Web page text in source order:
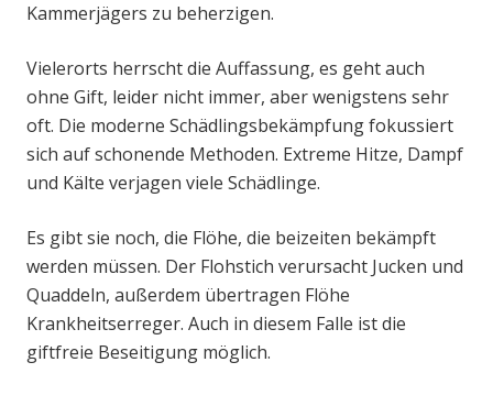
Kammerjägers zu beherzigen.
Vielerorts herrscht die Auffassung, es geht auch
ohne Gift, leider nicht immer, aber wenigstens sehr
oft. Die moderne Schädlingsbekämpfung fokussiert
sich auf schonende Methoden. Extreme Hitze, Dampf
und Kälte verjagen viele Schädlinge.
Es gibt sie noch, die Flöhe, die beizeiten bekämpft
werden müssen. Der Flohstich verursacht Jucken und
Quaddeln, außerdem übertragen Flöhe
Krankheitserreger. Auch in diesem Falle ist die
giftfreie Beseitigung möglich.